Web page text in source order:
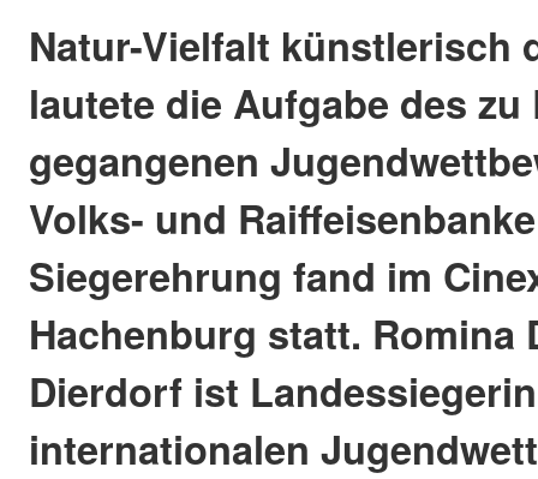
Natur-Vielfalt künstlerisch
lautete die Aufgabe des zu
gegangenen
Volks- und
Siegerehrung fand im
Hachenburg statt. Romina
Dierdorf ist
internationalen